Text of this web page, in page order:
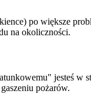
po większe
na okoliczności.
jesteś w
pożarów.